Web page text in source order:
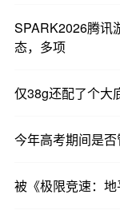
SPARK2026腾讯
态，多项
仅38g还配了个大
今年高考期间是
被《极限竞速：